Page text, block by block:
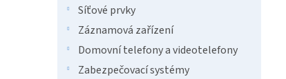
Síťové prvky
Záznamová zařízení
Domovní telefony a videotelefony
Zabezpečovací systémy